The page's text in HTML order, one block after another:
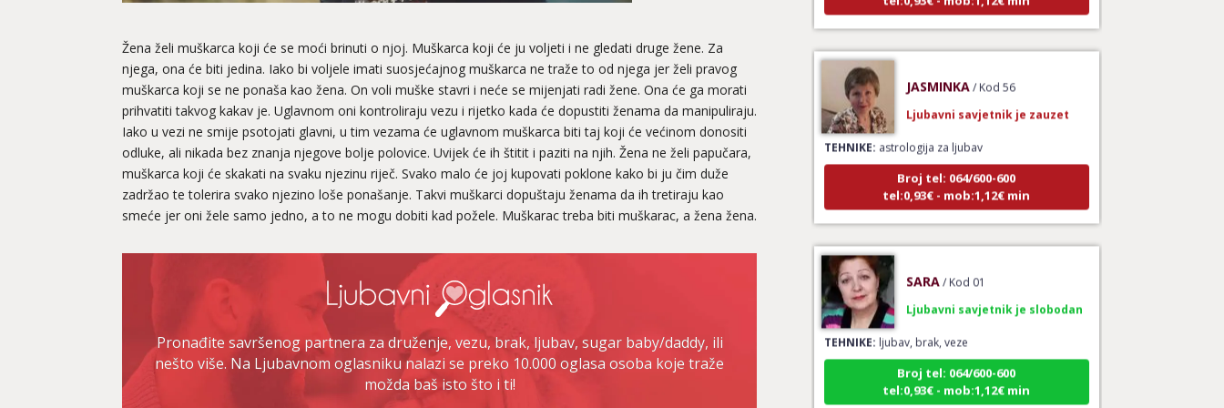
Žena želi muškarca koji će se moći brinuti o njoj. Muškarca koji će ju voljeti i ne gledati druge žene. Za
njega, ona će biti jedina. Iako bi voljele imati suosjećajnog muškarca ne traže to od njega jer želi pravog
muškarca koji se ne ponaša kao žena. On voli muške stavri i neće se mijenjati radi žene. Ona će ga morati
prihvatiti takvog kakav je. Uglavnom oni kontroliraju vezu i rijetko kada će dopustiti ženama da manipuliraju.
Iako u vezi ne smije psotojati glavni, u tim vezama će uglavnom muškarca biti taj koji će većinom donositi
odluke, ali nikada bez znanja njegove bolje polovice. Uvijek će ih štitit i paziti na njih. Žena ne želi papučara,
muškarca koji će skakati na svaku njezinu riječ. Svako malo će joj kupovati poklone kako bi ju čim duže
zadržao te tolerira svako njezino loše ponašanje. Takvi muškarci dopuštaju ženama da ih tretiraju kao
smeće jer oni žele samo jedno, a to ne mogu dobiti kad požele. Muškarac treba biti muškarac, a žena žena.
Pronađite savršenog partnera za druženje, vezu, brak, ljubav, sugar baby/daddy, ili
nešto više. Na Ljubavnom oglasniku nalazi se preko 10.000 oglasa osoba koje traže
možda baš isto što i ti!
TEHNIKE:astrologija za ljubav
Broj tel: 064/600-600
tel:0,93€ - mob:1,12€ min
TEHNIKE:ljubav, brak, veze
Broj tel: 064/600-600
tel:0,93€ - mob:1,12€ min